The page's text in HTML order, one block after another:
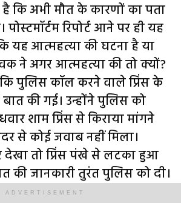
कि अभी मौत के कारणों का पता
पोस्टमॉर्टम रिपोर्ट आने पर ही यह
यह आत्महत्या की घटना है या
ने अगर आत्महत्या की तो क्यों?
पुलिस कॉल करने वाले प्रिंस के
की गई। उन्होंने पुलिस को
शाम प्रिंस से किराया मांगने
से कोई जवाब नहीं मिला।
देखा तो प्रिंस पंखे से लटका हुआ
की जानकारी तुरंत पुलिस को दी।
को इसकी इतला दी गई।
ADVERTISEMENT